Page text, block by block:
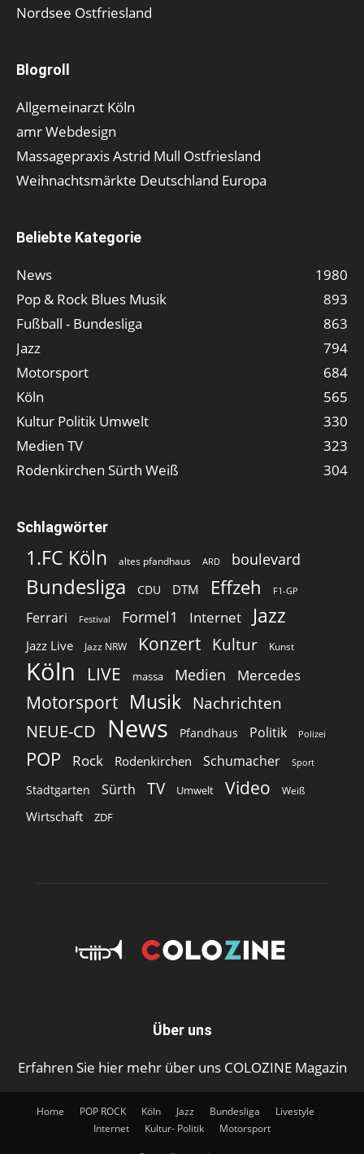
Nordsee Ostfriesland
Blogroll
Allgemeinarzt Köln
amr Webdesign
Massagepraxis Astrid Mull Ostfriesland
Weihnachtsmärkte Deutschland Europa
Beliebte Kategorie
News
1980
Pop & Rock Blues Musik
893
Fußball - Bundesliga
863
Jazz
794
Motorsport
684
Köln
565
Kultur Politik Umwelt
330
Medien TV
323
Rodenkirchen Sürth Weiß
304
Schlagwörter
1.FC Köln altes pfandhaus ARD boulevard
Bundesliga CDU DTM Effzeh F1-GP
Ferrari Festival Formel1 Internet Jazz
Jazz Live Jazz NRW Konzert Kultur Kunst
Köln LIVE massa Medien Mercedes
Motorsport Musik Nachrichten
NEUE-CD
News Pfandhaus Politik Polizei
POP Rock Rodenkirchen Schumacher Sport
Stadtgarten Sürth TV Umwelt Video Weiß
Wirtschaft ZDF
Über uns
Erfahren Sie hier mehr über uns COLOZINE Magazin
Home POP ROCK Köln Jazz Bundesliga
Livestyle
Internet
Kultur- Politik Motorsport